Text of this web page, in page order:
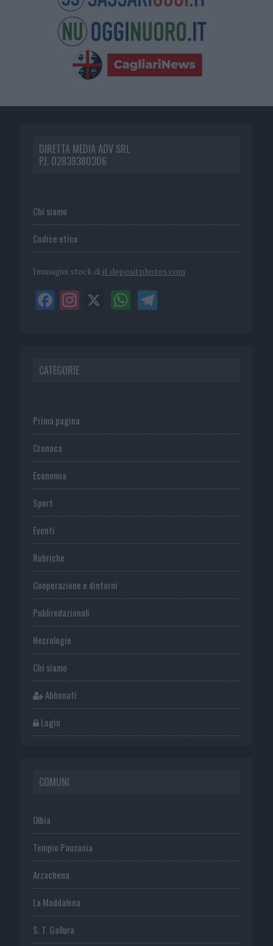
DIRETTA MEDIA ADV SRL
P.I. 02839380306
Chi siamo
Codice etico
Immagini stock di it.depositphotos.com
CATEGORIE
Prima pagina
Cronaca
Economia
Sport
Eventi
Rubriche
Cooperazione e dintorni
Publiredazionali
Necrologie
Chi siamo
Abbonati
Login
COMUNI
Olbia
Tempio Pausania
Arzachena
La Maddalena
S. T. Gallura